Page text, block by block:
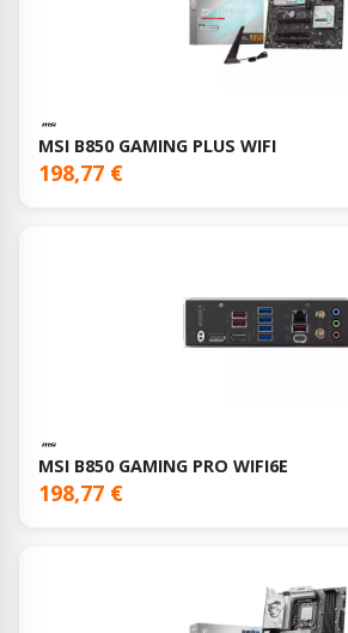
MSI B850 GAMING PLUS WIFI
198,77 €
MSI B850 GAMING PRO WIFI6E
198,77 €